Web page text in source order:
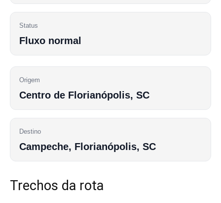
Status
Fluxo normal
Origem
Centro de Florianópolis, SC
Destino
Campeche, Florianópolis, SC
Trechos da rota